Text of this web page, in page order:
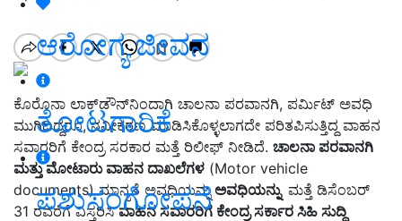
ಆರೋಗ್ಯ ಜೀವನ
ತೋಟಗಾರಿಕೆ
ಪಶುಸಂಗೋಪನೆ
ಕೊರೊನಾ ಲಾಕ್‌ಡೌನ್‌ನಿಂದಾಗಿ ಚಾಲನಾ ಪರವಾನಗಿ, ಪರ್ಮಿಟ್‌ ಅವಧಿ
ಮುಗಿದಿದ್ದರೂ, ನವೀಕರಣ ಮಾಡಿಸಿಕೊಳ್ಳಲಾಗದೇ ಪರಿತಪಿಸುತ್ತಿದ್ದ ವಾಹನ
ಸವಾರರಿಗೆ ಕೇಂದ್ರ ಸರಕಾರ ಮತ್ತೆ ರಿಲೀಫ್‌ ನೀಡಿದೆ. ಚಾಲನಾ ಪರವಾನಗಿ
ಮತ್ತು ಮೋಟಾರು ವಾಹನ ದಾಖಲೆಗಳ (Motor vehicle
documents) ಮಾನ್ಯತೆ ಅವಧಿಯನ್ನು ಅವಧಿಯನ್ನು ಮತ್ತೆ ಡಿಸೆಂಬರ್
31 ರವರೆಗೆ ವಿಸ್ತರಿಸಿವಾಹನ ಸವಾರರಿಗೆ ಕೇಂದ್ರ ಸರ್ಕಾರ ಸಿಹಿ ಸುದ್ದಿ